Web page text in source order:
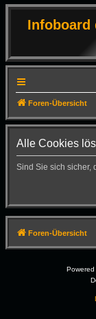
Infoboard
Foren-Übersicht
Alle Cookies
Sind Sie sich sicher,
Foren-Übersicht
Powered